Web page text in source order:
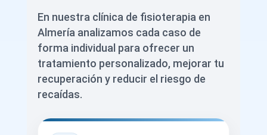
En nuestra clínica de fisioterapia en
Almería analizamos cada caso de
forma individual para ofrecer un
tratamiento personalizado, mejorar tu
recuperación y reducir el riesgo de
recaídas.